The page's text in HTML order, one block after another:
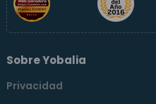
Sobre Yobalia
Privacidad